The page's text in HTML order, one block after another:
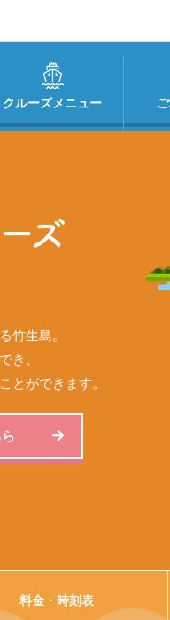
クルーズメニュー
ズ
竹生島。
き、
とができます。
料金・時刻表